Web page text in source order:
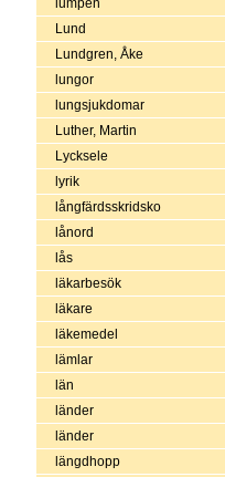
lumpen
Lund
Lundgren, Åke
lungor
lungsjukdomar
Luther, Martin
Lycksele
lyrik
långfärdsskridsko
lånord
lås
läkarbesök
läkare
läkemedel
lämlar
län
länder
länder
längdhopp